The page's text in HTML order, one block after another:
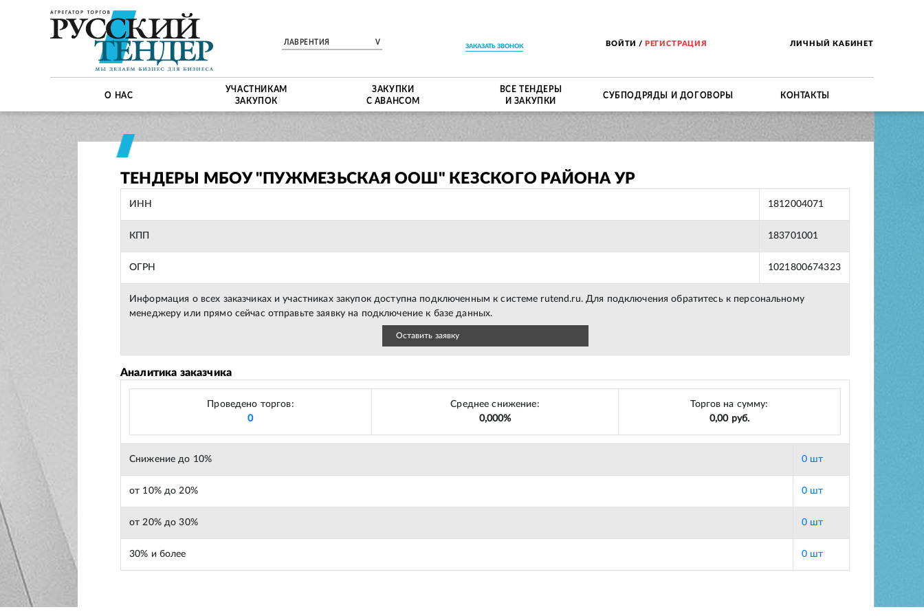
ЛАВРЕНТИЯ V ЗАКАЗАТЬ ЗВОНОК ВОЙТИ / РЕГИСТРАЦИЯ ЛИЧНЫЙ КАБИНЕТ
О НАС
УЧАСТНИКАМ
ЗАКУПОК
ЗАКУПКИ
С АВАНСОМ
ВСЕ ТЕНДЕРЫ
И ЗАКУПКИ
СУБПОДРЯДЫ И ДОГОВОРЫ КОНТАКТЫ
ТЕНДЕРЫ МБОУ "ПУЖМЕЗЬСКАЯ ООШ" КЕЗСКОГО РАЙОНА УР
ИНН 1812004071
КПП 183701001
ОГРН 1021800674323
Информация о всех заказчиках и участниках закупок доступна подключенным к системе rutend.ru. Для подключения обратитесь к персональному
менеджеру или прямо сейчас отправьте заявку на подключение к базе данных.
Оставить заявку
Аналитика заказчика
Проведено торгов:
0
Среднее снижение:
0,000%
Торгов на сумму:
0,00 руб.
Снижение до 10% 0 шт
от 10% до 20% 0 шт
от 20% до 30% 0 шт
30% и более 0 шт